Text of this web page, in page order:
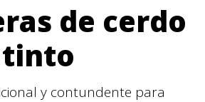
de cerdo
y contundente para